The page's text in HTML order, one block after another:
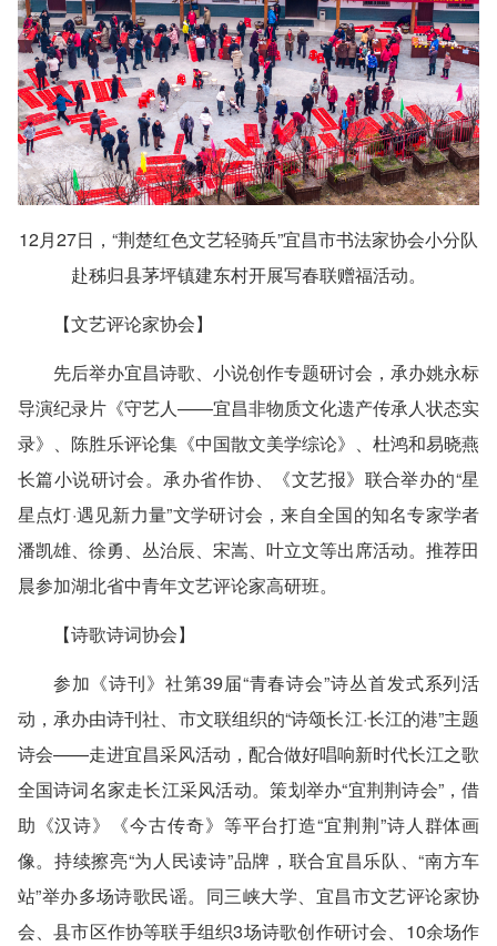
12月27日，“荆楚红色文艺轻骑兵”宜昌市书法家协会小分队
赴秭归县茅坪镇建东村开展写春联赠福活动。
【文艺评论家协会】
先后举办宜昌诗歌、小说创作专题研讨会，承办姚永标
导演纪录片《守艺人——宜昌非物质文化遗产传承人状态实
录》、陈胜乐评论集《中国散文美学综论》、杜鸿和易晓燕
长篇小说研讨会。承办省作协、《文艺报》联合举办的“星
星点灯·遇见新力量”文学研讨会，来自全国的知名专家学者
潘凯雄、徐勇、丛治辰、宋嵩、叶立文等出席活动。推荐田
晨参加湖北省中青年文艺评论家高研班。
【诗歌诗词协会】
参加《诗刊》社第39届“青春诗会”诗丛首发式系列活
动，承办由诗刊社、市文联组织的“诗颂长江·长江的港”主题
诗会——走进宜昌采风活动，配合做好唱响新时代长江之歌
全国诗词名家走长江采风活动。策划举办“宜荆荆诗会”，借
助《汉诗》《今古传奇》等平台打造“宜荆荆”诗人群体画
像。持续擦亮“为人民读诗”品牌，联合宜昌乐队、“南方车
站”举办多场诗歌民谣。同三峡大学、宜昌市文艺评论家协
会、县市区作协等联手组织3场诗歌创作研讨会、10余场作